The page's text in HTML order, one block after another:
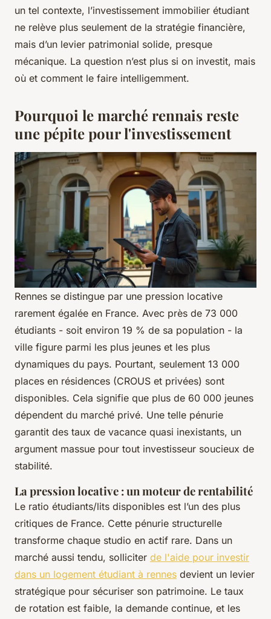
un tel contexte, l’investissement immobilier étudiant
ne relève plus seulement de la stratégie financière,
mais d’un levier patrimonial solide, presque
mécanique. La question n’est plus si on investit, mais
où et comment le faire intelligemment.
Pourquoi le marché rennais reste
une pépite pour l'investissement
Rennes se distingue par une pression locative
rarement égalée en France. Avec près de 73 000
étudiants - soit environ 19 % de sa population - la
ville figure parmi les plus jeunes et les plus
dynamiques du pays. Pourtant, seulement 13 000
places en résidences (CROUS et privées) sont
disponibles. Cela signifie que plus de 60 000 jeunes
dépendent du marché privé. Une telle pénurie
garantit des taux de vacance quasi inexistants, un
argument massue pour tout investisseur soucieux de
stabilité.
La pression locative : un moteur de rentabilité
Le ratio étudiants/lits disponibles est l’un des plus
critiques de France. Cette pénurie structurelle
transforme chaque studio en actif rare. Dans un
marché aussi tendu, solliciter de l'aide pour investir
dans un logement étudiant à rennes devient un levier
stratégique pour sécuriser son patrimoine. Le taux
de rotation est faible, la demande continue, et les